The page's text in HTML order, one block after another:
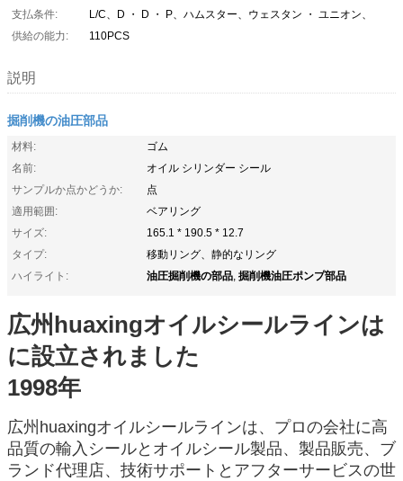
支払条件:
L/C、D ・ D ・ P、ハムスター、ウェスタン ・ ユニオン、
供給の能力:
110PCS
説明
掘削機の油圧部品
材料:
ゴム
名前:
オイル シリンダー シール
サンプルか点かどうか:
点
適用範囲:
ベアリング
サイズ:
165.1 * 190.5 * 12.7
タイプ:
移動リング、静的なリング
ハイライト:
油圧掘削機の部品, 掘削機油圧ポンプ部品
広州huaxingオイルシールラインは
に設立されました
1998年
広州huaxingオイルシールラインは、プロの会社に高
品質の輸入シールとオイルシール製品、製品販売、ブ
ランド代理店、技術サポートとアフターサービスの世